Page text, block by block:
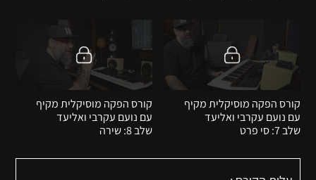
קורס הפקה מוסיקלית מקיף
עם נועם עקרבי ואליעד
שלב 7: סי פרט
קורס הפקה מוסיקלית מקיף
עם נועם עקרבי ואליעד
שלב 8: שירה